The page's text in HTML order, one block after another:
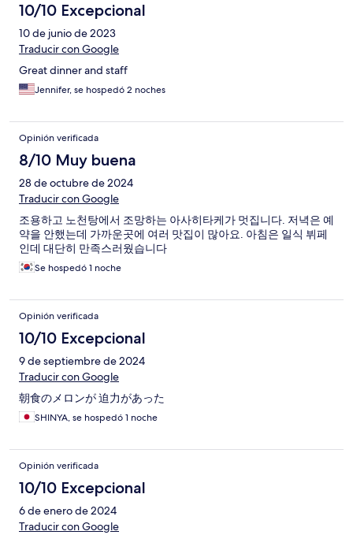
10/10 Excepcional
10 de junio de 2023
Traducir con Google
Great dinner and staff
Jennifer, se hospedó 2 noches
Opinión verificada
8/10 Muy buena
28 de octubre de 2024
Traducir con Google
조용하고 노천탕에서 조망하는 아사히타케가 멋집니다. 저녁은 예
약을 안했는데 가까운곳에 여러 맛집이 많아요. 아침은 일식 뷔페
인데 대단히 만족스러웠습니다
Se hospedó 1 noche
Opinión verificada
10/10 Excepcional
9 de septiembre de 2024
Traducir con Google
朝食のメロンが 迫力があった
SHINYA, se hospedó 1 noche
Opinión verificada
10/10 Excepcional
6 de enero de 2024
Traducir con Google